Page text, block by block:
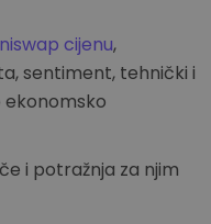
cijenu,
sentiment, tehnički i
ekonomsko
i potražnja za njim